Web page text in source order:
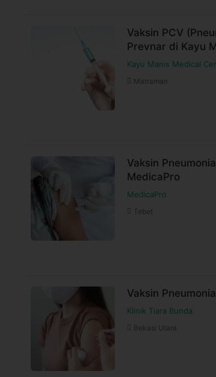
Vaksin PCV
Prevnar di Kayu
Kayu Manis Medical
Matraman
Vaksin
MedicaPro
MedicaPro
Tebet
Vaksin
Klinik Tiara Bunda
Bekasi Utara